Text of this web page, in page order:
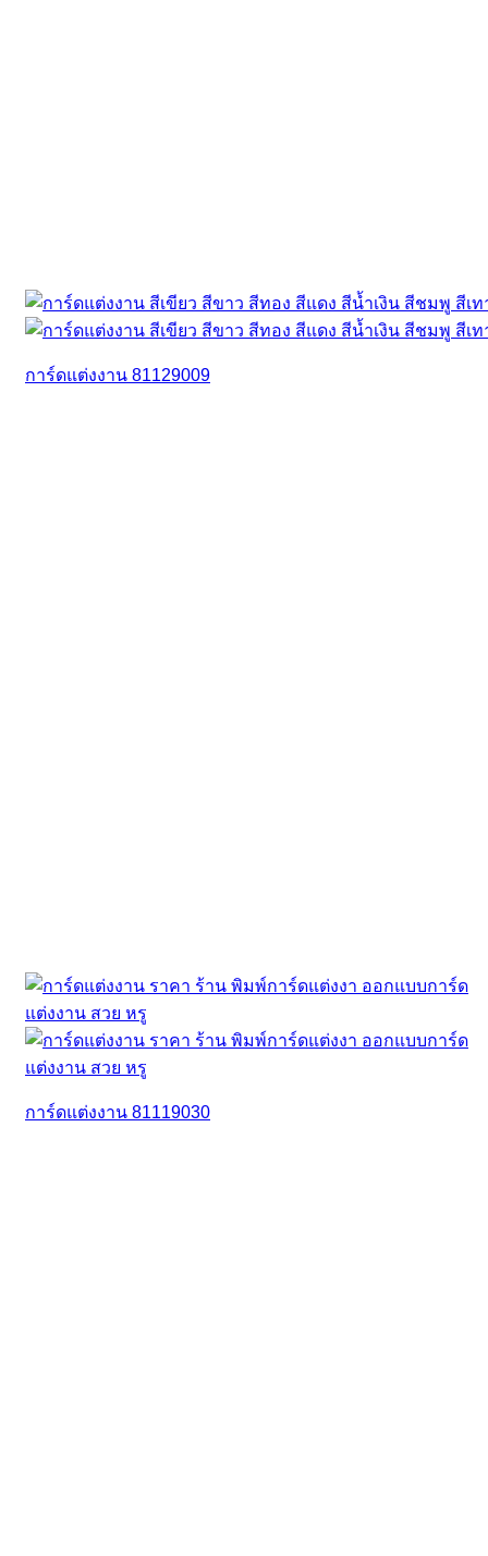
การ์ดแต่งงาน 81129009
การ์ดแต่งงาน 81119030